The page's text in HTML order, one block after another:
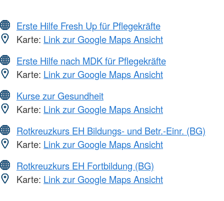
Erste Hilfe Fresh Up für Pflegekräfte
Karte: Link zur Google Maps Ansicht
Erste Hilfe nach MDK für Pflegekräfte
Karte: Link zur Google Maps Ansicht
Kurse zur Gesundheit
Karte: Link zur Google Maps Ansicht
Rotkreuzkurs EH Bildungs- und Betr.-Einr. (BG)
Karte: Link zur Google Maps Ansicht
Rotkreuzkurs EH Fortbildung (BG)
Karte: Link zur Google Maps Ansicht